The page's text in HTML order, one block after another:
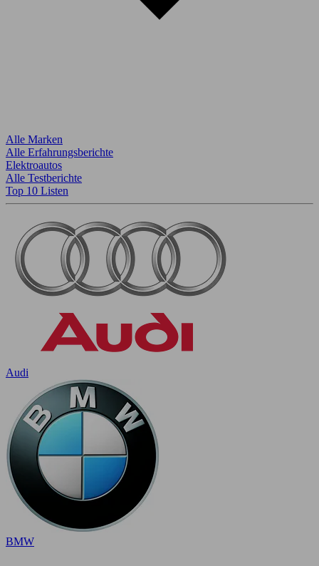
Alle Marken
Alle Erfahrungsberichte
Elektroautos
Alle Testberichte
Top 10 Listen
Audi
BMW